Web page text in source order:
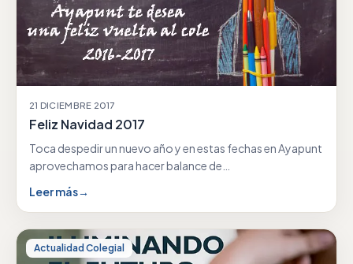
21 DICIEMBRE 2017
Feliz Navidad 2017
Toca despedir un nuevo año y en estas fechas en Ayapunt
aprovechamos para hacer balance de…
Leer más→
Actualidad Colegial